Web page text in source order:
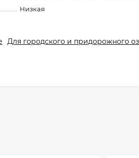
Низкая
Для городского и придорожного